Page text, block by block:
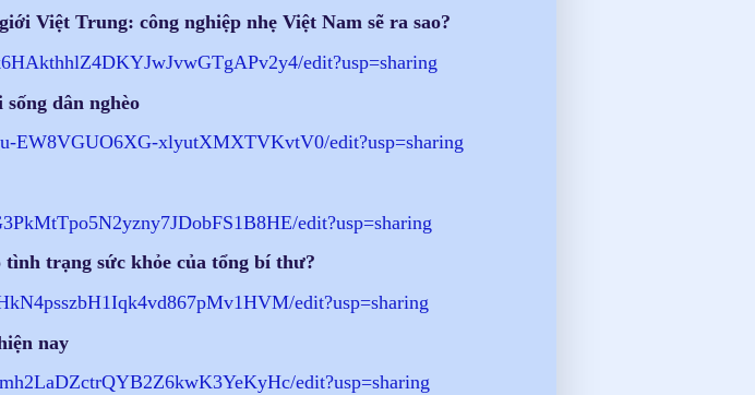
Việt Trung: công nghiệp nhẹ Việt Nam sẽ ra sao?
JvwGTgAPv2y4/edit?usp=sharing
dân nghèo
EW8VGUO6XG-xlyutXMXTVKvtV0/edit?usp=sharing
ny7JDobFS1B8HE/edit?usp=sharing
trạng sức khỏe của tổng bí thư?
pMv1HVM/edit?usp=sharing
nay
edit?usp=sharing